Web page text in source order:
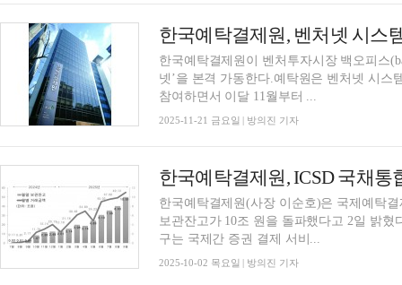
한국예탁결제원이 벤처투자시장 백오피스
넷’을 본격 가동한다.예탁원은 벤처넷 시
참여하면서 이달 11월부터 ...
2025-11-21 금요일 | 방의진 기자
한국예탁결제원, ICSD 국채
한국예탁결제원(사장 이순호)은 국제예탁
보관잔고가 10조 원을 돌파했다고 2일 밝
구는 국제간 증권 결제 서비...
2025-10-02 목요일 | 방의진 기자